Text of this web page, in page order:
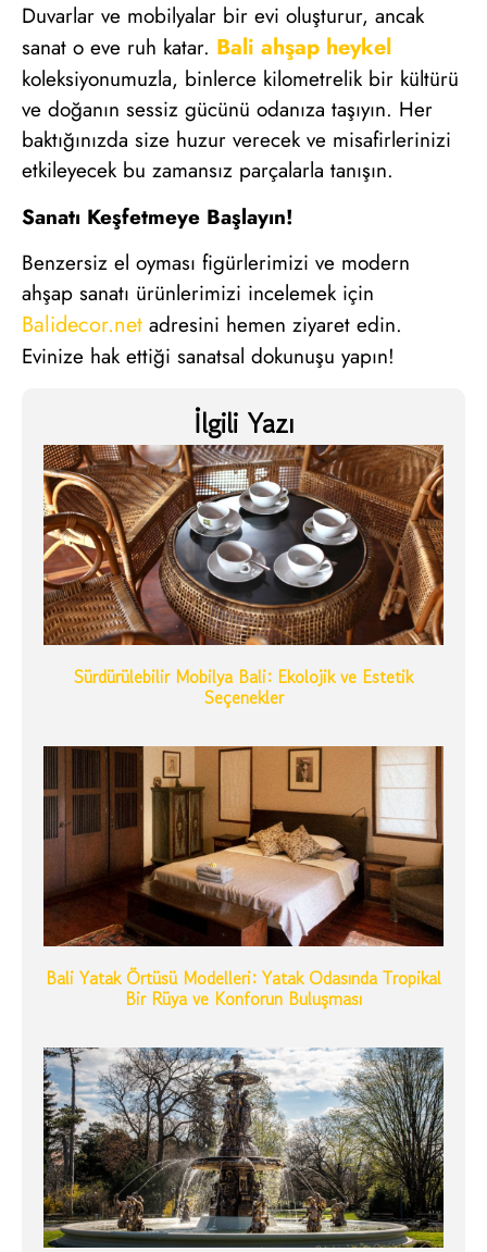
Duvarlar ve mobilyalar bir evi oluşturur, ancak
sanat o eve ruh katar. Bali ahşap heykel
koleksiyonumuzla, binlerce kilometrelik bir kültürü
ve doğanın sessiz gücünü odanıza taşıyın. Her
baktığınızda size huzur verecek ve misafirlerinizi
etkileyecek bu zamansız parçalarla tanışın.
Sanatı Keşfetmeye Başlayın!
Benzersiz el oyması figürlerimizi ve modern
ahşap sanatı ürünlerimizi incelemek için
Balidecor.net adresini hemen ziyaret edin.
Evinize hak ettiği sanatsal dokunuşu yapın!
İlgili Yazı
Sürdürülebilir Mobilya Bali: Ekolojik ve Estetik
Seçenekler
Bali Yatak Örtüsü Modelleri: Yatak Odasında Tropikal
Bir Rüya ve Konforun Buluşması